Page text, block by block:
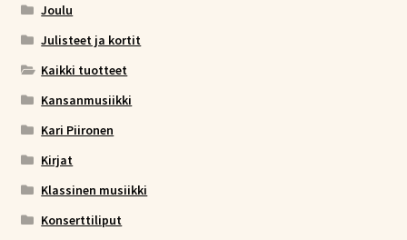
Joulu
Julisteet ja kortit
Kaikki tuotteet
Kansanmusiikki
Kari Piironen
Kirjat
Klassinen musiikki
Konserttiliput